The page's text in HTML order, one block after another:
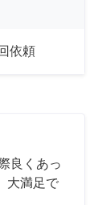
依頼
良くあっ
大満足で